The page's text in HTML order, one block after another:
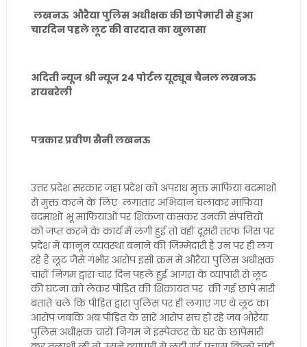
लखनऊ औरैया पुलिस अधीक्षक की छापेमारी से हुआ
चारदिन पहले लूट की वारदात का खुलासा
अदिती न्यूज श्री न्यूज 24 पोर्टल यूट्यूब चैनल लखनऊ
रायबरेली
पत्रकार प्रवीण सैनी लखनऊ
उत्तर प्रदेश सरकार जहा प्रदेश को अपराध मुक्त माफिया बदमाशो
से मुक्त करने के लिए लगातार अभियान चलाकर माफिया
बदमाशों भू माफियाओं पर शिकंजा कसकर उनकी संपत्तियों
को जप्त करने के कार्य में लगी हुई तो वहीं दूसरी तरफ जिस पर
प्रदेश में कानून व्यवस्था बनाने की जिम्मेदारी है उन पर ही लग
रहे हैं लूट जैसे गंभीर आरोप इसी क्रम में औरैया पुलिस अधीक्षक
चारों निगम द्वारा चार दिन पहले हुई आगरा के व्यापारी से लूट
की घटना को लेकर पीड़ित की शिकायत पर की गई छापे मारी
बताते चले कि पीड़ित द्वारा पुलिस पर ही लगाए गए थे लूट का
आरोप जबकि अब पीड़ित के सारे आरोप सच हो रहे जब औरैया
पुलिस अधीक्षक चारों निगम ने इंस्पेक्टर के घर के छापेमारी